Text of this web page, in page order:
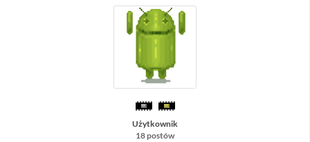
Użytkownik
18 postów